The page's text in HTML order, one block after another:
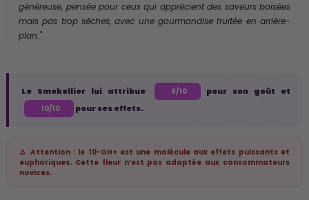
généreuse, pensée pour ceux qui apprécient des saveurs boisées
mais pas trop sèches, avec une gourmandise fruitée en arrière-
plan."
Le Smokellier lui attribue 9/10 pour son goût et
10/10 pour ses effets.
⚠️ Attention : le 10-OH+ est une molécule aux effets puissants et
euphoriques. Cette fleur n’est pas adaptée aux consommateurs
novices.